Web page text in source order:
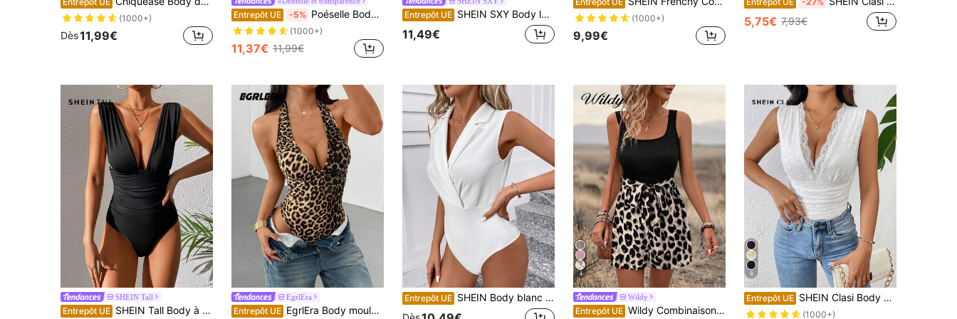
(1000+)
Dès11,99€
Entrepôt UE -5% Poéselle Body contrasté en dentelle, style élégant, décolleté en forme de cœur, sans manches, vêtements d'été
(1000+)
11,37€ 11,99€
Entrepôt UE SHEIN SXY Body léopard à manches pétales pour femmes
11,49€
(1000+)
9,99€
5,75€ 7,93€
SHEIN Tall
Entrepôt UE SHEIN Tall Body à col plongeant et froncé, pour femmes grandes
EgrlEra
Entrepôt UE EgrlEra Body moulant léopard à dos nu décolleté en V profond froncé, super élastique, doux et confortable. Vêtement casual, sportif, sexy et polyvalent pour femmes à porter au quotidien en été
Entrepôt UE SHEIN Body blanc élégant pour femmes avec col à revers, style business décontracté, body blanc d'été
4
Wildy
Entrepôt UE Wildy Combinaison col carré, col en U, avec ceinture nœud papillon, coupe évasée, patchwork contrastant, imprimé léopard vintage, casual, élégant, pour vacances femme, tenue de vacances, imprimé guépard
8
Entrepôt UE SHEIN Clasi Body élégant sans manches, slim fit, plissé, en dentelle à col en V, couleur unie, idéal pour les vacances d'été
(1000+)